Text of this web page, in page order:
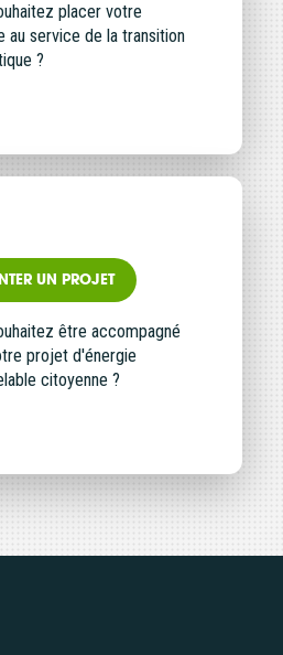
placer votre
au service de la transition
?
UN PROJET
être accompagné
projet d'énergie
citoyenne ?